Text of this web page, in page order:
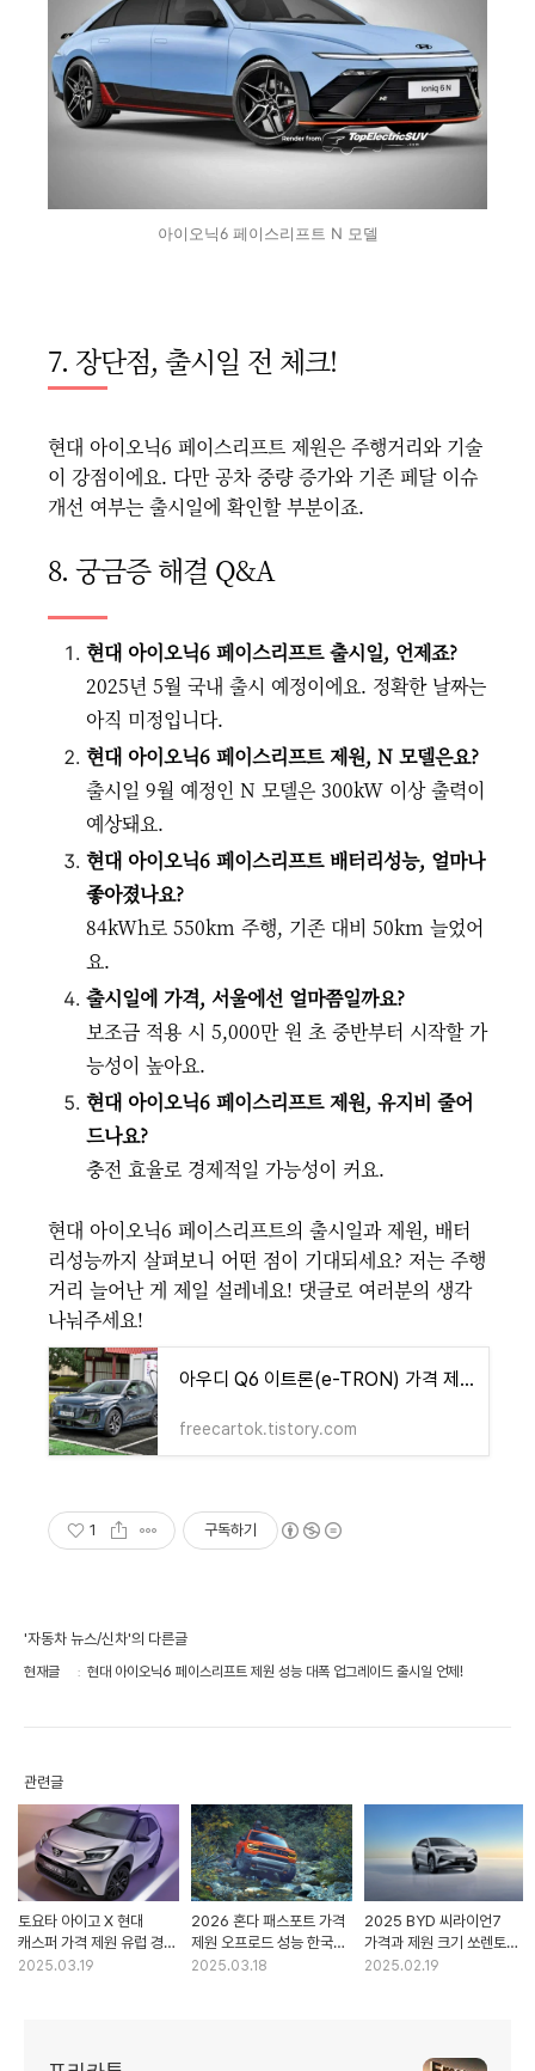
아이오닉6 페이스리프트 N 모델
7. 장단점, 출시일 전 체크!
현대 아이오닉6 페이스리프트 제원은 주행거리와 기술
이 강점이에요. 다만 공차 중량 증가와 기존 페달 이슈
개선 여부는 출시일에 확인할 부분이죠.
8. 궁금증 해결 Q&A
현대 아이오닉6 페이스리프트 출시일, 언제죠?
2025년 5월 국내 출시 예정이에요. 정확한 날짜는
아직 미정입니다.
현대 아이오닉6 페이스리프트 제원, N 모델은요?
출시일 9월 예정인 N 모델은 300kW 이상 출력이
예상돼요.
현대 아이오닉6 페이스리프트 배터리성능, 얼마나
좋아졌나요?
84kWh로 550km 주행, 기존 대비 50km 늘었어
요.
출시일에 가격, 서울에선 얼마쯤일까요?
보조금 적용 시 5,000만 원 초 중반부터 시작할 가
능성이 높아요.
현대 아이오닉6 페이스리프트 제원, 유지비 줄어
드나요?
충전 효율로 경제적일 가능성이 커요.
현대 아이오닉6 페이스리프트의 출시일과 제원, 배터
리성능까지 살펴보니 어떤 점이 기대되세요? 저는 주행
거리 늘어난 게 제일 설레네요! 댓글로 여러분의 생각
나눠주세요!
아우디 Q6 이트론(e-TRON) 가격 제원 유지비 연비까지 전기차 혁신을 만나다!
freecartok.tistory.com
1 구독하기
'자동차 뉴스/신차'의 다른글
현재글 현대 아이오닉6 페이스리프트 제원 성능 대폭 업그레이드 출시일 언제!
관련글
토요타 아이고 X 현대
캐스퍼 가격 제원 유럽 경차
격돌에 완벽 비교!
2025.03.19
2026 혼다 패스포트 가격
제원 오프로드 성능 한국인
마음 잡을까?
2025.03.18
2025 BYD 씨라이언7
가격과 제원 크기 쏘렌토
대항마
2025.02.19